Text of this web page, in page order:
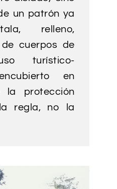
un patrón ya
relleno,
cuerpos de
turístico-
en
la protección
regla, no la